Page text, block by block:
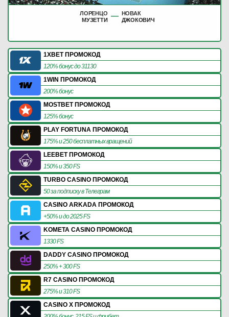
ЛОРЕНЦО
МУЗЕТТИ — НОВАК
ДЖОКОВИЧ
1XBET ПРОМОКОД
120% бонус до 31130
1WIN ПРОМОКОД
200% бонус
MOSTBET ПРОМОКОД
125% бонус
PLAY FORTUNA ПРОМОКОД
175% и 250 бесплатных вращений
LEEBET ПРОМОКОД
150% и 350 FS
TURBO CASINO ПРОМОКОД
50 за подписку в Телеграм
CASINO ARKADA ПРОМОКОД
+50% и до 2025 FS
KOMETA CASINO ПРОМОКОД
1330 FS
DADDY CASINO ПРОМОКОД
250% + 300 FS
R7 CASINO ПРОМОКОД
275% и 310 FS
CASINO X ПРОМОКОД